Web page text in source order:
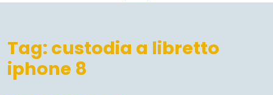
Tag: custodia a libretto
iphone 8